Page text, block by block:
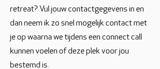
retreat? Vul jouw contactgegevens in en
dan neem ik zo snel mogelijk contact met
je op waarna we tijdens een connect call
kunnen voelen of deze plek voor jou
bestemd is.